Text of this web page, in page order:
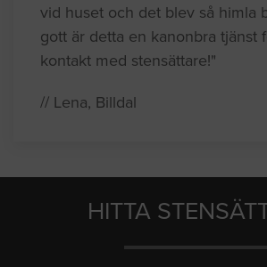
vid huset och det blev så himla
gott är detta en kanonbra tjänst
kontakt med stensättare!"
// Lena, Billdal
HITTA